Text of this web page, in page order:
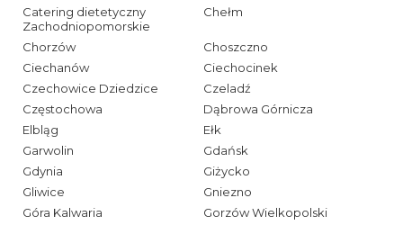
Catering dietetyczny
Zachodniopomorskie
Chełm
Chorzów
Choszczno
Ciechanów
Ciechocinek
Czechowice Dziedzice
Czeladź
Częstochowa
Dąbrowa Górnicza
Elbląg
Ełk
Garwolin
Gdańsk
Gdynia
Giżycko
Gliwice
Gniezno
Góra Kalwaria
Gorzów Wielkopolski